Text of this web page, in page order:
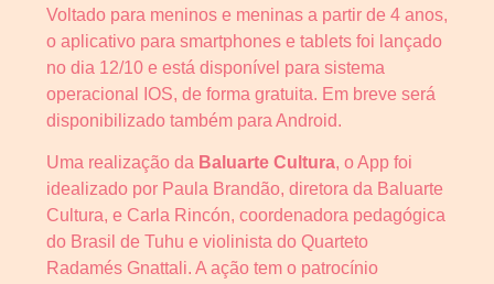
Voltado para meninos e meninas a partir de 4 anos,
o aplicativo para smartphones e tablets foi lançado
no dia 12/10 e está disponível para sistema
operacional IOS, de forma gratuita. Em breve será
disponibilizado também para Android.
Uma realização da Baluarte Cultura, o App foi
idealizado por Paula Brandão, diretora da Baluarte
Cultura, e Carla Rincón, coordenadora pedagógica
do Brasil de Tuhu e violinista do Quarteto
Radamés Gnattali. A ação tem o patrocínio